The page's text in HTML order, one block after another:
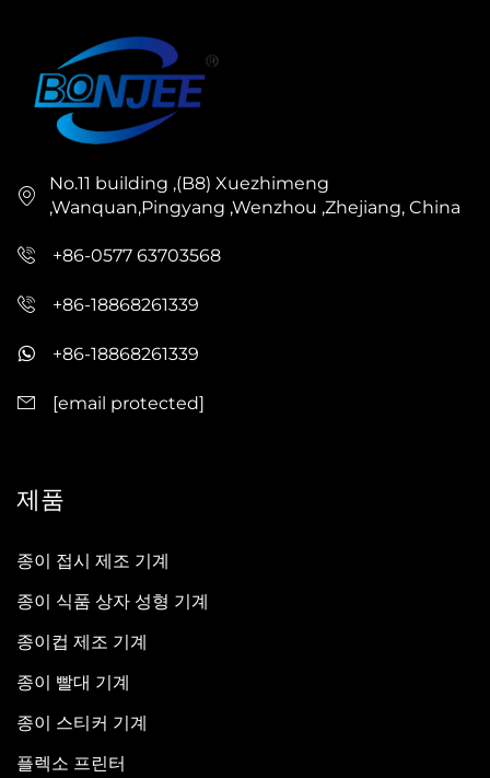
No.11 building ,(B8) Xuezhimeng
,Wanquan,Pingyang ,Wenzhou ,Zhejiang, China
+86-0577 63703568
+86-18868261339
+86-18868261339
[email protected]
제품
종이 접시 제조 기계
종이 식품 상자 성형 기계
종이컵 제조 기계
종이 빨대 기계
종이 스티커 기계
플렉소 프린터